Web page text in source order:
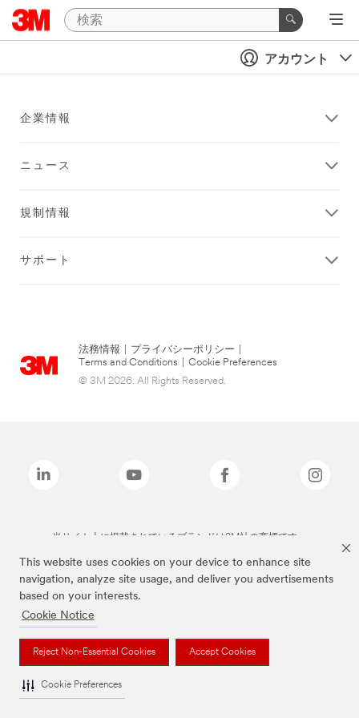
This website uses cookies on your device to enhance site
navigation, analyze site usage, and deliver you advertisements
based on your interests.
Cookie Notice
Reject Non-Essential Cookies Accept Cookies
Cookie Preferences
アカウント
企業情報
ニュース
規制情報
サポート
法務情報 プライバシーポリシー
Terms and Conditions
Cookie Preferences
© 3M 2026. All Rights Reserved.
当サイト上に掲載されているブランドは3M社の商標です。